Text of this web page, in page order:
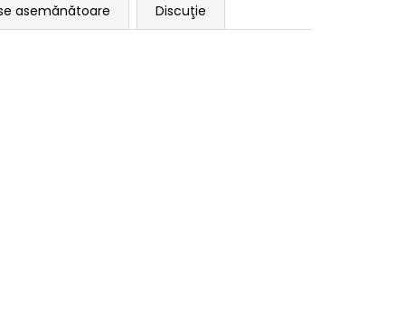
asemănătoare Discuţie